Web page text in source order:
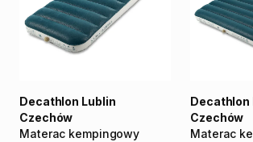
Materac kempingowy
Decathlon Lublin
Czechów
Materac
Decathlon
Czechów